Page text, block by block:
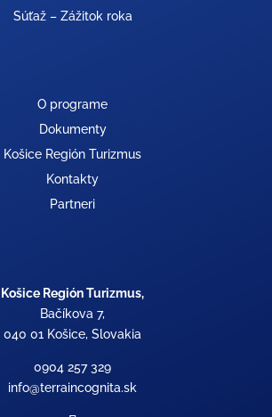
Súťaž – Zážitok roka
O programe
Dokumenty
Košice Región Turizmus
Kontakty
Partneri
Košice Región Turizmus,
Bačíkova 7,
040 01 Košice, Slovakia
0904 257 329
info@terraincognita.sk